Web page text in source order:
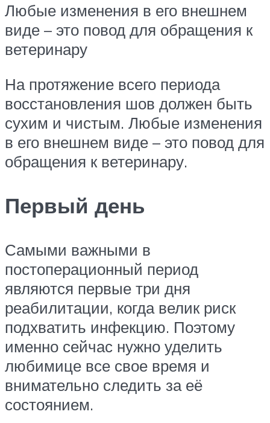
Любые изменения в его внешнем
виде – это повод для обращения к
ветеринару
На протяжение всего периода
восстановления шов должен быть
сухим и чистым. Любые изменения
в его внешнем виде – это повод для
обращения к ветеринару.
Первый день
Самыми важными в
постоперационный период
являются первые три дня
реабилитации, когда велик риск
подхватить инфекцию. Поэтому
именно сейчас нужно уделить
любимице все свое время и
внимательно следить за её
состоянием.